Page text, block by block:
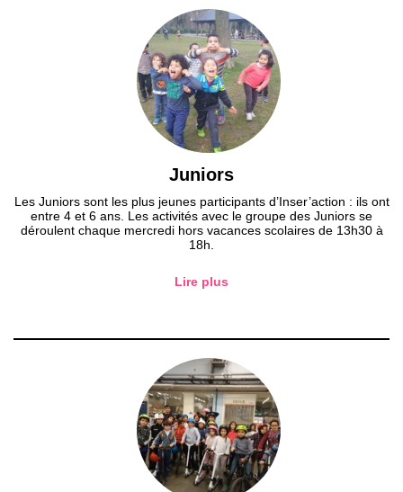
Juniors
Les Juniors sont les plus jeunes participants d’Inser’action : ils ont
entre 4 et 6 ans. Les activités avec le groupe des Juniors se
déroulent chaque mercredi hors vacances scolaires de 13h30 à
18h.
Lire plus